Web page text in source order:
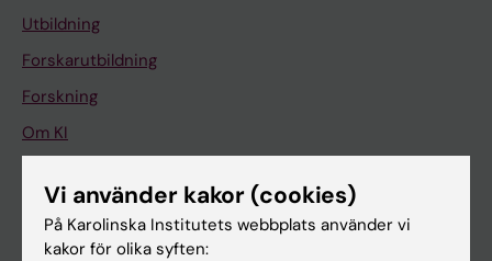
Utbildning
Forskarutbildning
Forskning
Om KI
På gång
Nyheter
Vi använder kakor (cookies)
På Karolinska Institutets webbplats använder vi
kakor för olika syften: